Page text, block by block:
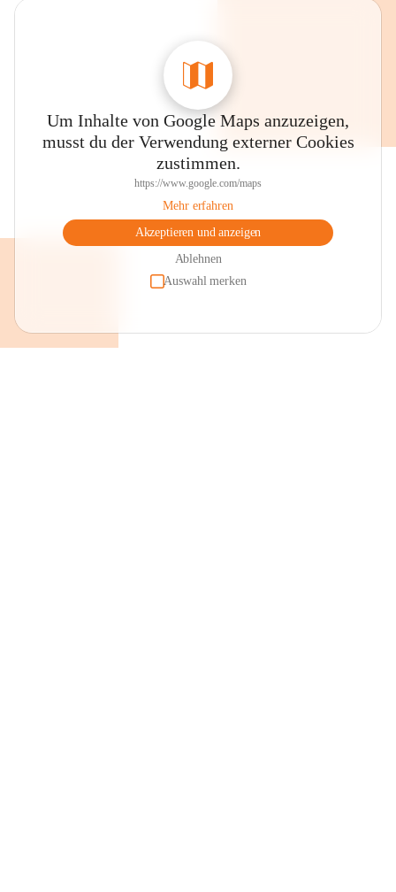
Um Inhalte von Google Maps anzuzeigen,
musst du der Verwendung externer Cookies
zustimmen.
https://www.google.com/maps
Mehr erfahren
Akzeptieren und anzeigen
Ablehnen
Auswahl merken